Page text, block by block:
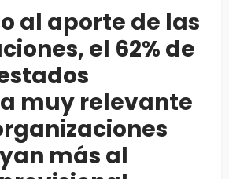
al aporte de las
el 62% de
muy relevante
más al